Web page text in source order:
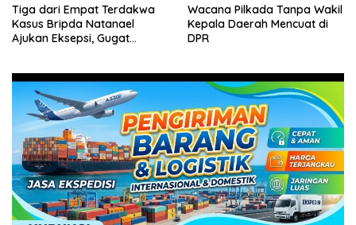
Tiga dari Empat Terdakwa
Kasus Bripda Natanael
Ajukan Eksepsi, Gugat
Wacana Pilkada Tanpa Wakil
Kepala Daerah Mencuat di
DPR